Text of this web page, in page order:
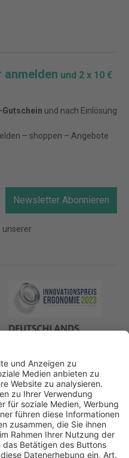
anmelden und 2 x 10 €
und nach Einlösung
– shoppen – Angebote
Newsletter Abonnieren
unserer